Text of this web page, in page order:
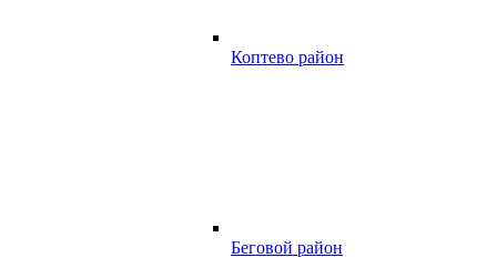
Коптево район
Беговой район